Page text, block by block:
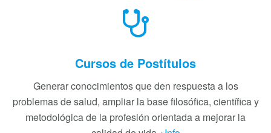
Cursos de Postítulos
Generar conocimientos que den respuesta a los
problemas de salud, ampliar la base filosófica, científica y
metodológica de la profesión orientada a mejorar la